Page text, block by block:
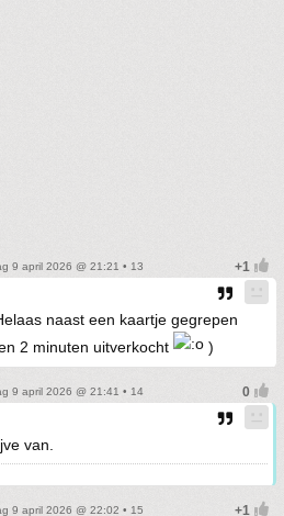
9 april 2026 @ 21:21 • 13
naast een kaartje gegrepen
2 minuten uitverkocht
)
9 april 2026 @ 21:41 • 14
van.
9 april 2026 @ 22:02 • 15